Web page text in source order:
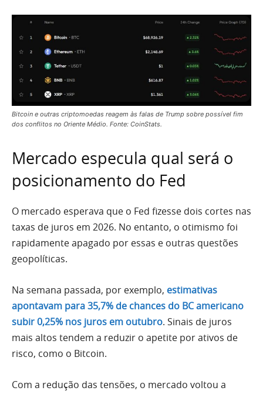
Bitcoin e outras criptomoedas reagem às falas de Trump sobre possível fim
dos conflitos no Oriente Médio. Fonte: CoinStats.
Mercado especula qual será o
posicionamento do Fed
O mercado esperava que o Fed fizesse dois cortes nas
taxas de juros em 2026. No entanto, o otimismo foi
rapidamente apagado por essas e outras questões
geopolíticas.
Na semana passada, por exemplo, estimativas
apontavam para 35,7% de chances do BC americano
subir 0,25% nos juros em outubro. Sinais de juros
mais altos tendem a reduzir o apetite por ativos de
risco, como o Bitcoin.
Com a redução das tensões, o mercado voltou a